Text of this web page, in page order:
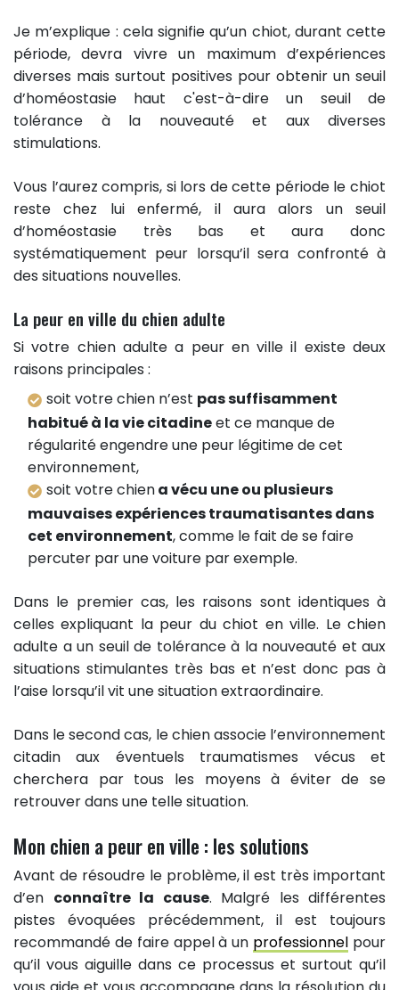
Je m’explique : cela signifie qu’un chiot, durant cette
période, devra vivre un maximum d’expériences
diverses mais surtout positives pour obtenir un seuil
d’homéostasie haut c'est-à-dire un seuil de
tolérance à la nouveauté et aux diverses
stimulations.
Vous l’aurez compris, si lors de cette période le chiot
reste chez lui enfermé, il aura alors un seuil
d’homéostasie très bas et aura donc
systématiquement peur lorsqu’il sera confronté à
des situations nouvelles.
La peur en ville du chien adulte
Si votre chien adulte a peur en ville il existe deux
raisons principales :
soit votre chien n’est pas suffisamment
habitué à la vie citadineet ce manque de
régularité engendre une peur légitime de cet
environnement,
soit votre chiena vécu une ou plusieurs
mauvaises expériences traumatisantes dans
cet environnement, comme le fait de se faire
percuter par une voiture par exemple.
Dans le premier cas, les raisons sont identiques à
celles expliquant la peur du chiot en ville. Le chien
adulte a un seuil de tolérance à la nouveauté et aux
situations stimulantes très bas et n’est donc pas à
l’aise lorsqu’il vit une situation extraordinaire.
Dans le second cas, le chien associe l’environnement
citadin aux éventuels traumatismes vécus et
cherchera par tous les moyens à éviter de se
retrouver dans une telle situation.
Mon chien a peur en ville : les solutions
Avant de résoudre le problème, il est très important
d’en connaître la cause. Malgré les différentes
pistes évoquées précédemment, il est toujours
recommandé de faire appel à un professionnel pour
qu’il vous aiguille dans ce processus et surtout qu’il